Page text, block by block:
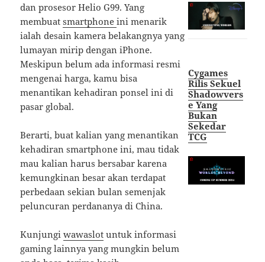
dan prosesor Helio G99. Yang
membuatsmartphoneini menarik
ialah desain kamera belakangnya yang
lumayan mirip dengan iPhone.
Meskipun belum ada informasi resmi
mengenai harga, kamu bisa
menantikan kehadiran ponsel ini di
pasar global.
Berarti, buat kalian yang menantikan
kehadiran smartphone ini, mau tidak
mau kalian harus bersabar karena
kemungkinan besar akan terdapat
perbedaan sekian bulan semenjak
peluncuran perdananya di China.
Kunjungiwawaslot untuk informasi
gaming lainnya yang mungkin belum
Cygames
Rilis Sekuel
Shadowvers
e Yang
Bukan
Sekedar
TCG